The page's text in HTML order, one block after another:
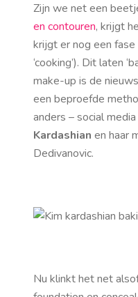
Zijn we net een
en contouren, krijgt
krijgt er nog een fase
‘cooking’). Dit laten
make-up is de
een beproefde
anders – social media
Kardashian en haar
Dedivanovic.
Nu klinkt het net